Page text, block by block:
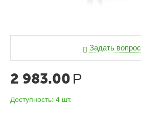
Задать вопрос
2 983.00 Р
Доступность: 4 шт.